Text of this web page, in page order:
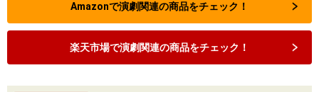
Amazonで演劇関連の商品をチェック！
楽天市場で演劇関連の商品をチェック！